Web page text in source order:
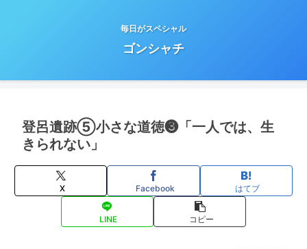
毎日がスペシャル
ゴンシャチ
登呂遺跡⑤小さな道徳❸「一人では、生
きられない」
X Facebook はてブ
LINE コピー